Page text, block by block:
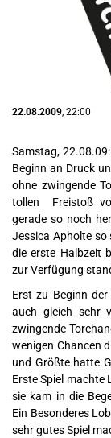
22.08.2009 , 22:00
Samstag,
Beginn an Druck
ohne zwingende
tollen Freistoß
gerade so noch
Jessica Apholte so
die erste Halbzeit
zur Verfügung
Erst zu Beginn
auch gleich sehr
zwingende
wenigen Chancen
und Größte hatte
Erste Spiel machte
sie kam in die
Ein Besonderes
sehr gutes Spiel